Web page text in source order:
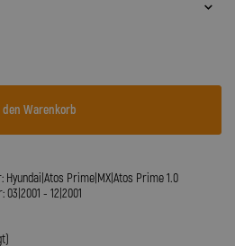
den Warenkorb
Prime|MX|Atos Prime 1.0
- 12|2001